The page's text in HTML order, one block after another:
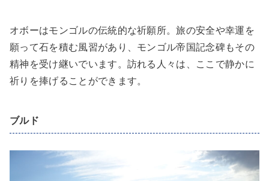
オボーはモンゴルの伝統的な祈願所。旅の安全や幸運を
願って石を積む風習があり、モンゴル帝国記念碑もその
精神を受け継いでいます。訪れる人々は、ここで静かに
祈りを捧げることができます。
ブルド